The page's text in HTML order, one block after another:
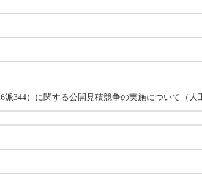
344）に関する公開見積競争の実施について（人